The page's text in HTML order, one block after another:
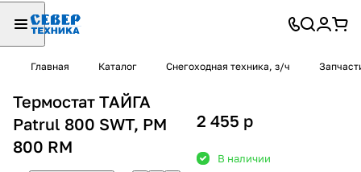
Главная Каталог Снегоходная техника, з/ч
Термостат ТАЙГА
Patrul 800 SWT, РМ
800 RM
2 455 p
В наличии